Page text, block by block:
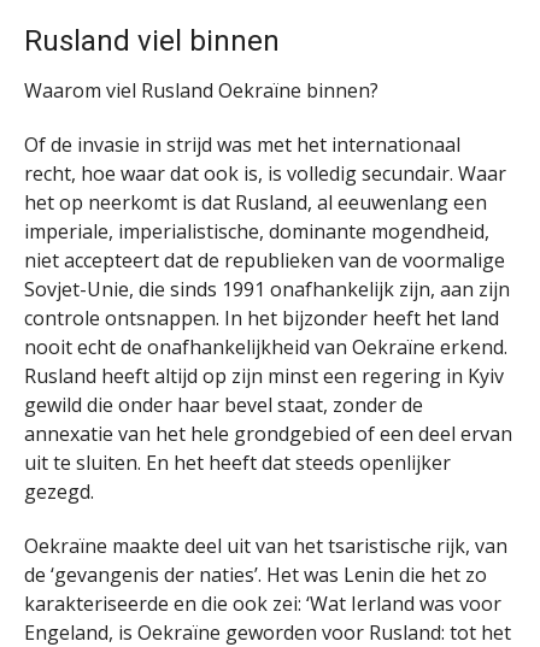
Rusland viel binnen
Waarom viel Rusland Oekraïne binnen?
Of de invasie in strijd was met het internationaal
recht, hoe waar dat ook is, is volledig secundair. Waar
het op neerkomt is dat Rusland, al eeuwenlang een
imperiale, imperialistische, dominante mogendheid,
niet accepteert dat de republieken van de voormalige
Sovjet-Unie, die sinds 1991 onafhankelijk zijn, aan zijn
controle ontsnappen. In het bijzonder heeft het land
nooit echt de onafhankelijkheid van Oekraïne erkend.
Rusland heeft altijd op zijn minst een regering in Kyiv
gewild die onder haar bevel staat, zonder de
annexatie van het hele grondgebied of een deel ervan
uit te sluiten. En het heeft dat steeds openlijker
gezegd.
Oekraïne maakte deel uit van het tsaristische rijk, van
de ‘gevangenis der naties’. Het was Lenin die het zo
karakteriseerde en die ook zei: ‘Wat Ierland was voor
Engeland, is Oekraïne geworden voor Rusland: tot het